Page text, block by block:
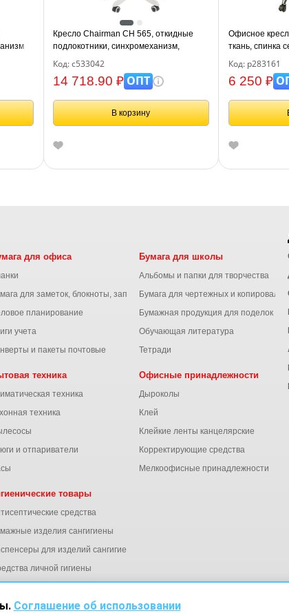
Кресло Chairman CH 565, откидные
подлокотники, синхромеханизм,
пластик белый, сетка/т, 7146049
Код: с533042
14 718.90 ₽ОПТ
В корзину
Офисное
ткань, спинка
черн, рег.
Код: р283161
6 250 ₽
для офиса
для заметок, блокноты, записные книжки
планирование
учета
и пакеты почтовые
Бумага для школы
Альбомы и папки для творчества
Бумага для чертежных и
Бумажная продукция для поделок
Обучающая литература
Тетради
техника
техника
техника
и отпариватели
Офисные принадлежности
Дыроколы
Клей
Клейкие ленты канцелярские
Корректирующие средства
Мелкоофисные принадлежности
товары
средства
изделия сангигиены
для изделий сангигиены
личной гигиены
Соглашение об использовании